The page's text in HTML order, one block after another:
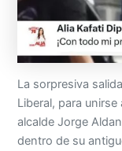
La sorpresiva
Liberal, para
alcalde Jorge
dentro de su